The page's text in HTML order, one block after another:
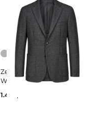
Zegna | Herren Sakko aus
Wolle
1.490,00 €